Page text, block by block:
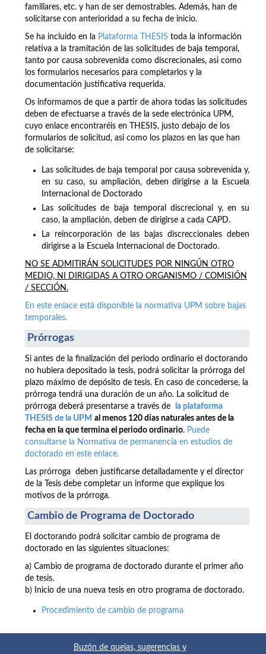
familiares, etc. y han de ser demostrables. Además, han de
solicitarse con anterioridad a su fecha de inicio.
Se ha incluido en la Plataforma THESIS toda la información
relativa a la tramitación de las solicitudes de baja temporal,
tanto por causa sobrevenida como discrecionales, asi como
los formularios necesarios para completarlos y la
documentación justificativa requerida.
Os informamos de que a partir de ahora todas las solicitudes
deben de efectuarse a través de la sede electrónica UPM,
cuyo enlace encontraréis en THESIS, justo debajo de los
formularios de solicitud, asi como los plazos en las que han
de solicitarse:
Las solicitudes de baja temporal por causa sobrevenida y,
en su caso, su ampliación, deben dirigirse a la Escuela
Internacional de Doctorado
Las solicitudes de baja temporal discrecional y, en su
caso, la ampliación, deben de dirigirse a cada CAPD.
La reincorporación de las bajas discreccionales deben
dirigirse a la Escuela Internacional de Doctorado.
NO SE ADMITIRÁN SOLICITUDES POR NINGÚN OTRO
MEDIO, NI DIRIGIDAS A OTRO ORGANISMO / COMISIÓN
/ SECCIÓN.
En este enlace está disponible la normativa UPM sobre bajas
temporales.
Prórrogas
Si antes de la finalización del periodo ordinario el doctorando
no hubiera depositado la tesis, podrá solicitar la prórroga del
plazo máximo de depósito de tesis. En caso de concederse, la
prórroga tendrá una duración de un año. La solicitud de
prórroga deberá presentarse a través de
la plataforma
THESIS de la UPM al menos 120 días naturales antes de la
fecha en la que termina el periodo ordinario. Puede
consultarse la Normativa de permanencia en estudios de
doctorado en este enlace.
Las prórroga deben justificarse detalladamente y el director
de la Tesis debe completar un informe que explique los
motivos de la prórroga.
Cambio de Programa de Doctorado
El doctorando podrá solicitar cambio de programa de
doctorado en las siguientes situaciones:
a) Cambio de programa de doctorado durante el primer año
de tesis.
b) Inicio de una nueva tesis en otro programa de doctorado.
Procedimiento de cambio de programa
Buzón de quejas, sugerencias y